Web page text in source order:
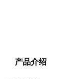
产品介绍